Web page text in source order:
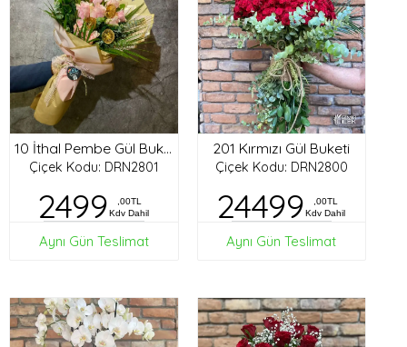
10 İthal Pembe Gül Buketi
Çiçek Kodu: DRN2801
2499
,00TL
Kdv Dahil
Aynı Gün Teslimat
201 Kırmızı Gül Buketi
Çiçek Kodu: DRN2800
24499
,00TL
Kdv Dahil
Aynı Gün Teslimat